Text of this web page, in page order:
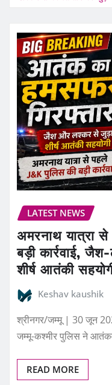
LATEST NEWS
अमरनाथ यात्रा
बड़ी कार्रवाई,
शीर्ष आतंकी
Keshav kaushik
श्रीनगर/जम्मू | 30 जून
जम्मू-कश्मीर पुलिस ने
READ MORE